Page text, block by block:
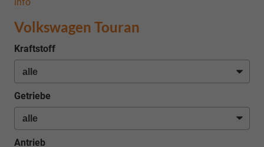
Volkswagen Touran
Kraftstoff
Getriebe
Antrieb